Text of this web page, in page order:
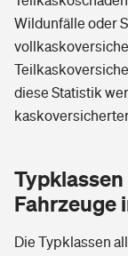
Wildunfälle oder
diese Statistik
Fahrzeuge
Die Typklassen